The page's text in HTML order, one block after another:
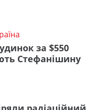
за $550
Стефанішину